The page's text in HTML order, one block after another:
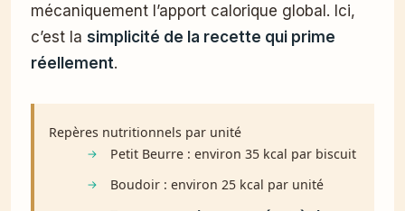
mécaniquement l’apport calorique global. Ici,
c’est la simplicité de la recette qui prime
réellement.
Repères nutritionnels par unité
Petit Beurre : environ 35 kcal par biscuit
Boudoir : environ 25 kcal par unité